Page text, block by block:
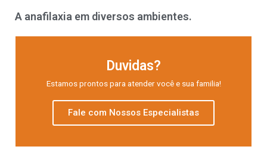
A anafilaxia em diversos ambientes.
Duvidas?
Estamos prontos para atender você e sua familia!
Fale com Nossos Especialistas